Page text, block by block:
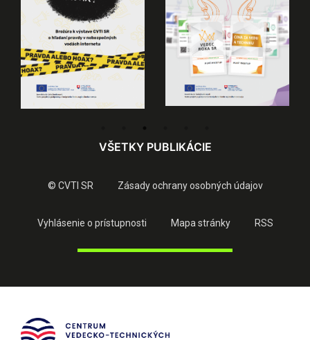
VŠETKY PUBLIKÁCIE
© CVTI SR Zásady ochrany osobných údajov
Vyhlásenie o prístupnosti Mapa stránky RSS